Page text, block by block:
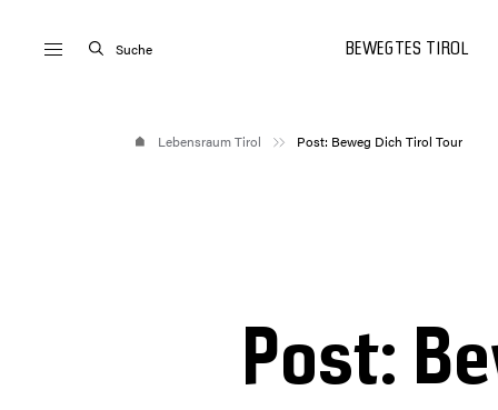
Suche BEWEGTES TIROL
Lebensraum Tirol Post: Beweg Dich Tirol Tour
Post: